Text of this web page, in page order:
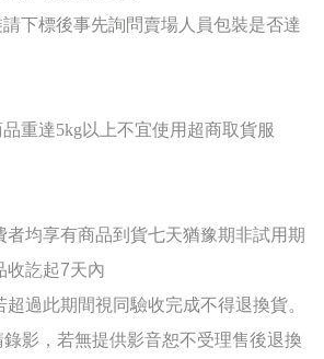
下標後事先詢問賣場人員包裝是否達
重達5kg以上不宜使用超商取貨服
者均享有商品到貨七天猶豫期非試用期
收訖起7天內
過此期間視同驗收完成不得退換貨。
影，若無提供影音恕不受理售後退換